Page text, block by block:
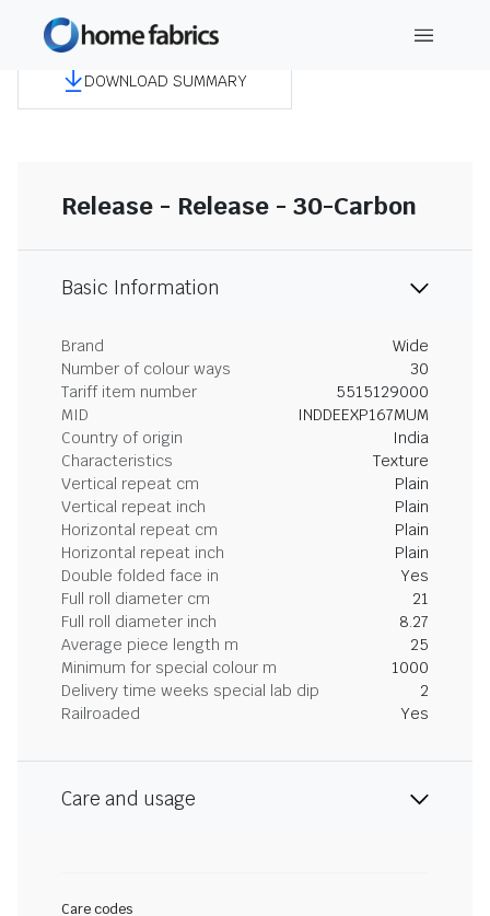
DOWNLOAD SUMMARY
Release - Release - 30-Carbon
Basic Information
Brand
Wide
Number of colour ways
30
Tariff item number
5515129000
MID
INDDEEXP167MUM
Country of origin
India
Characteristics
Texture
Vertical repeat cm
Plain
Vertical repeat inch
Plain
Horizontal repeat cm
Plain
Horizontal repeat inch
Plain
Double folded face in
Yes
Full roll diameter cm
21
Full roll diameter inch
8.27
Average piece length m
25
Minimum for special colour m
1000
Delivery time weeks special lab dip
2
Railroaded
Yes
Care and usage
Care codes